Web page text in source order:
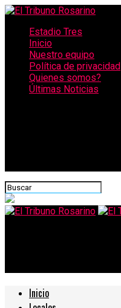
Estadio Tres
Inicio
Nuestro equipo
Política de privacidad
Quienes somos?
Últimas Noticias
Inicio